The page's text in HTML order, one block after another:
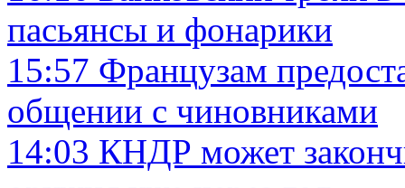
пасьянсы и фонарики
15:57 Французам
общении с чиновниками
14:03 КНДР может